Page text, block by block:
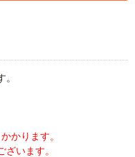
かります。
います。